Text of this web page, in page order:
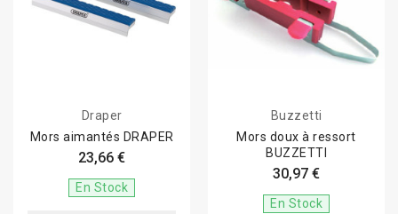
Draper
Mors aimantés DRAPER
23,66 €
En Stock
Buzzetti
Mors doux à ressort
BUZZETTI
30,97 €
En Stock